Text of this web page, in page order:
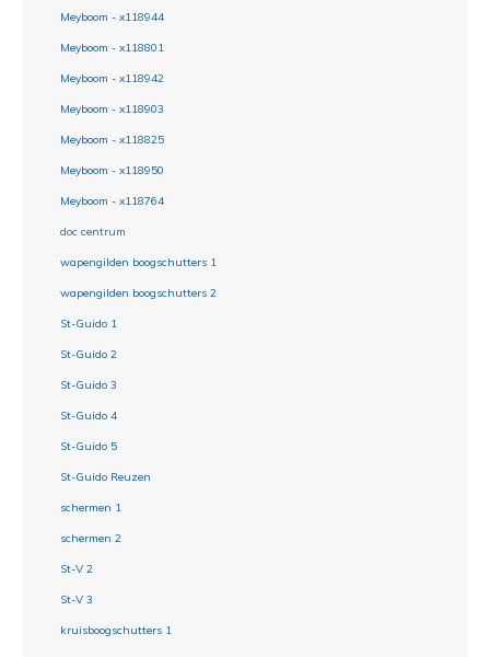
Meyboom - x118944
Meyboom - x118801
Meyboom - x118942
Meyboom - x118903
Meyboom - x118825
Meyboom - x118950
Meyboom - x118764
doc centrum
wapengilden boogschutters 1
wapengilden boogschutters 2
St-Guido 1
St-Guido 2
St-Guido 3
St-Guido 4
St-Guido 5
St-Guido Reuzen
schermen 1
schermen 2
St-V 2
St-V 3
kruisboogschutters 1